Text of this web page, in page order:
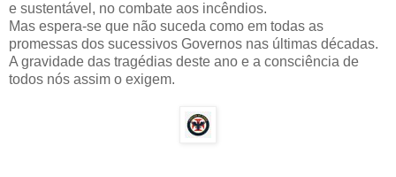
e sustentável, no combate aos incêndios.
Mas espera-se que não suceda como em todas as
promessas dos sucessivos Governos nas últimas décadas.
A gravidade das tragédias deste ano e a consciência de
todos nós assim o exigem.